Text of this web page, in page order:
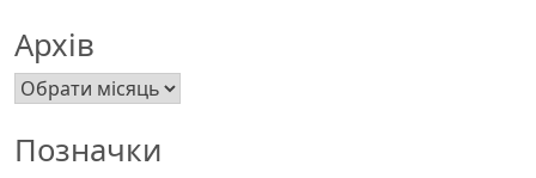
Архів
Архів
Позначки